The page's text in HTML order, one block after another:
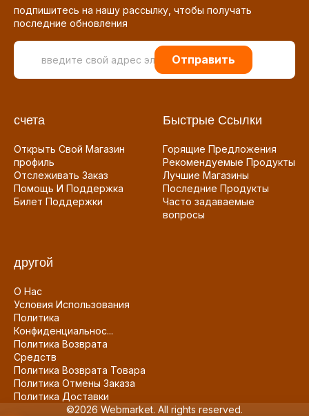
подпишитесь на нашу рассылку, чтобы получать
последние обновления
Отправить
счета
Открыть Свой Магазин
профиль
Отслеживать Заказ
Помощь И Поддержка
Билет Поддержки
Быстрые Ссылки
Горящие Предложения
Рекомендуемые Продукты
Лучшие Магазины
Последние Продукты
Часто задаваемые
вопросы
другой
О Нас
Условия Использования
Политика
Конфиденциальнос...
Политика Возврата
Средств
Политика Возврата Товара
Политика Отмены Заказа
Политика Доставки
©2026 Webmarket. All rights reserved.